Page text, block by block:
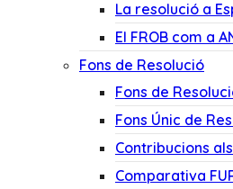
La resolució a
El FROB com a
Fons de Resolució
Fons de
Fons Únic de
Contribucions
Comparativa